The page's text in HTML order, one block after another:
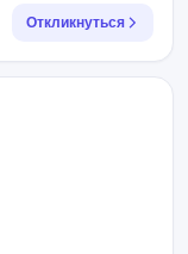
Откликнуться